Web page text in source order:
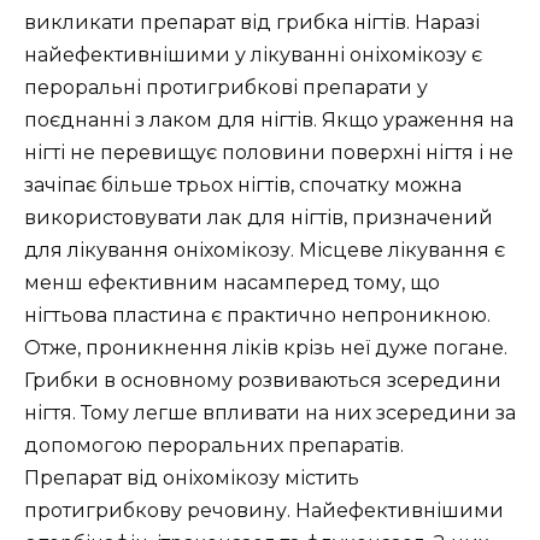
викликати препарат від грибка нігтів. Наразі
найефективнішими у лікуванні оніхомікозу є
пероральні протигрибкові препарати у
поєднанні з лаком для нігтів. Якщо ураження на
нігті не перевищує половини поверхні нігтя і не
зачіпає більше трьох нігтів, спочатку можна
використовувати лак для нігтів, призначений
для лікування оніхомікозу. Місцеве лікування є
менш ефективним насамперед тому, що
нігтьова пластина є практично непроникною.
Отже, проникнення ліків крізь неї дуже погане.
Грибки в основному розвиваються зсередини
нігтя. Тому легше впливати на них зсередини за
допомогою пероральних препаратів.
Препарат від оніхомікозу містить
протигрибкову речовину. Найефективнішими